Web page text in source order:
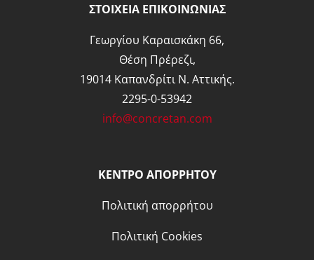
ΣΤΟΙΧΕΙΑ ΕΠΙΚΟΙΝΩΝΙΑΣ
Γεωργίου Καραισκάκη 66,
Θέση Πρέρεζι,
19014 Καπανδρίτι Ν. Αττικής.
2295-0-53942
info@concretan.com
ΚΕΝΤΡΟ ΑΠΟΡΡΗΤΟΥ
Πολιτική απορρήτου
Πολιτική Cookies